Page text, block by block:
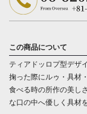
この商品について
ティアドッロプ型デザ
掬った際にルゥ・具材
食べる時の所作の美し
な口の中へ優しく具材